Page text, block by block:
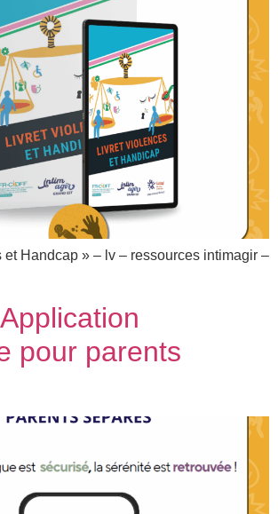
et Handcap » – lv – ressources intimagir –
pour parents